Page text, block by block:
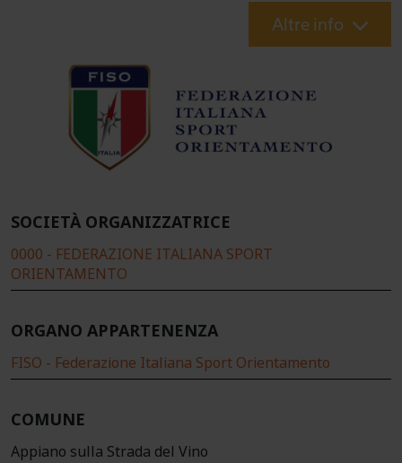
Altre info
SOCIETÀ ORGANIZZATRICE
0000 - FEDERAZIONE ITALIANA SPORT
ORIENTAMENTO
ORGANO APPARTENENZA
FISO - Federazione Italiana Sport Orientamento
COMUNE
Appiano sulla Strada del Vino